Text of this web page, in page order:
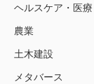
ヘルスケア・医療
農業
土木建設
メタバース